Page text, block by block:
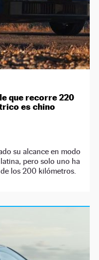
que recorre 220
es chino
su alcance en modo
pero solo uno ha
los 200 kilómetros.